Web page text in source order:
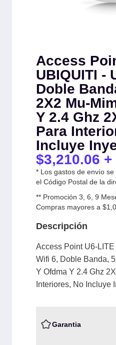
Access
UBIQUITI -
Doble
2X2 Mu-
Y 2.4 Ghz
Para
Incluye
$3,210.06 +
* Los gastos de envío
el Código Postal de la
** Promoción 3, 6, 9
Compras mayores a
Descripción
Access Point U6-
Wifi 6, Doble Banda,
Y Ofdma Y 2.4 Ghz
Interiores, No Incluye
Garantia